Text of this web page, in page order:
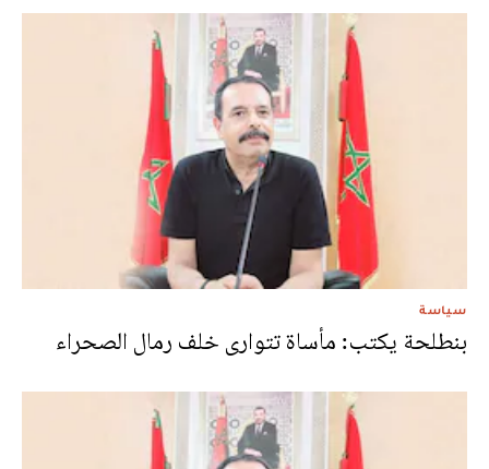
سياسة
بنطلحة يكتب: مأساة تتوارى خلف رمال الصحراء